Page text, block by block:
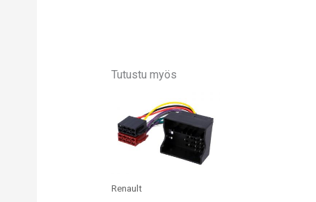
Tutustu myös
Renault